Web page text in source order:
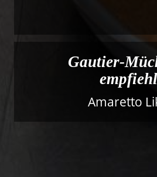
Gautier-
Amaretto